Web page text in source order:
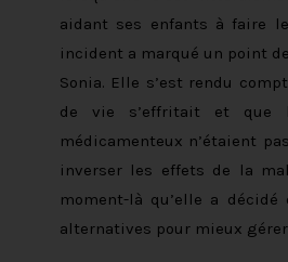
aidant ses enfants à faire
incident a marqué un point
Sonia. Elle s’est rendu
de vie s’effritait et que
médicamenteux n’étaient
inverser les effets de la
moment-là qu’elle a décidé
alternatives pour mieux